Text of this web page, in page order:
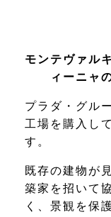
モンテヴァル
ィーニャ
プラダ・グル
工場を購入し
す。
既存の建物が
築家を招いて
く、景観を保